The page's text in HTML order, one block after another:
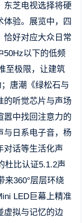
东芝电视选择将硬
体验。展览中，四
恰好对应大众日常
50Hz以下的低频
至极限，让建筑
唐潮《绿松石与
的听觉芯片与声场
嚣中找回注意力的
与日系电子音，杨
对话等生活化声
杜比认证5.1.2声
来360°层层环绕
LED巨幕上精准
虚拟与记忆的边